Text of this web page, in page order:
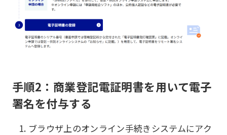
手順2：商業登記電証明書を用いて電子
署名を付与する
ブラウザ上のオンライン手続きシステムにアク